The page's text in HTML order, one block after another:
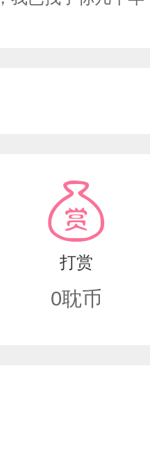
打赏
0耽币